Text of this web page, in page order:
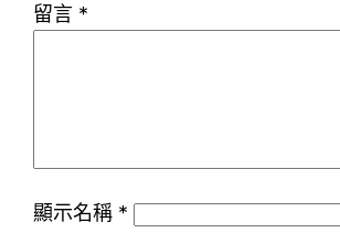
留言 *
顯示名稱 *